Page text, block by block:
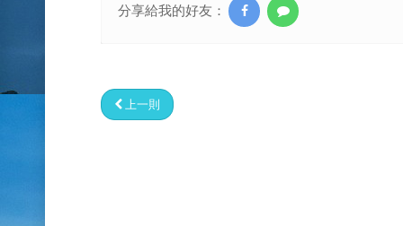
分享給我的好友：
上一則